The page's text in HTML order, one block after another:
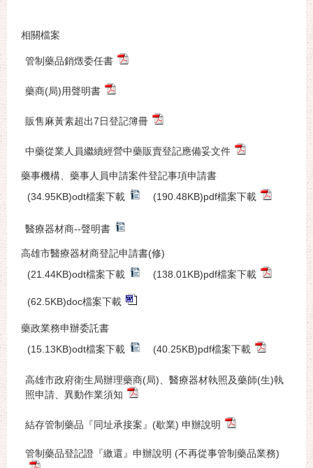
相關檔案
管制藥品銷燬委任書
藥商(局)用聲明書
販售麻黃素超出7日登記簿冊
中藥從業人員繼續經營中藥販賣登記應備妥文件
藥事機構、藥事人員申請案件登記事項申請書
(34.95KB)odt檔案下載
(190.48KB)pdf檔案下載
醫療器材商--聲明書
高雄市醫療器材商登記申請書(修)
(21.44KB)odt檔案下載
(138.01KB)pdf檔案下載
(62.5KB)doc檔案下載
藥政業務申辦委託書
(15.13KB)odt檔案下載
(40.25KB)pdf檔案下載
高雄市政府衛生局辦理藥商(局)、醫療器材執照及藥師(生)執
照申請、異動作業須知
結存管制藥品『同址承接案』(歇業) 申辦說明
管制藥品登記證『繳還』申辦說明 (不再從事管制藥品業務)